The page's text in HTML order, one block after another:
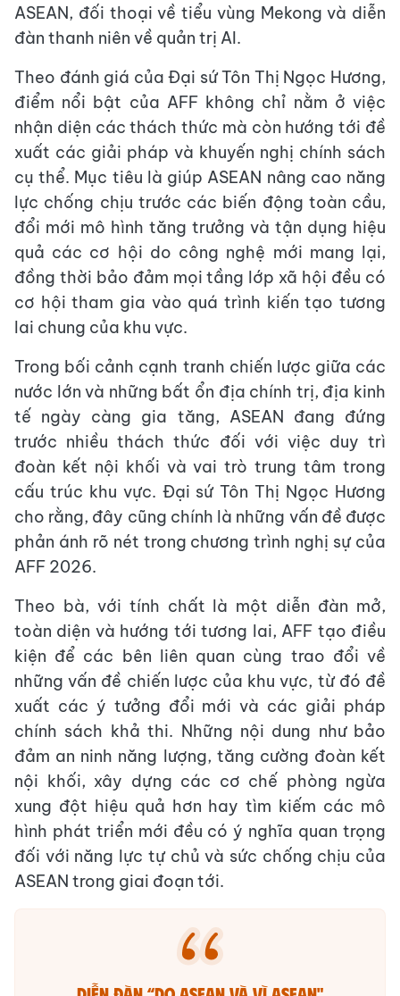
ASEAN, đối thoại về tiểu vùng Mekong và diễn
đàn thanh niên về quản trị AI.
Theo đánh giá của Đại sứ Tôn Thị Ngọc Hương,
điểm nổi bật của AFF không chỉ nằm ở việc
nhận diện các thách thức mà còn hướng tới đề
xuất các giải pháp và khuyến nghị chính sách
cụ thể. Mục tiêu là giúp ASEAN nâng cao năng
lực chống chịu trước các biến động toàn cầu,
đổi mới mô hình tăng trưởng và tận dụng hiệu
quả các cơ hội do công nghệ mới mang lại,
đồng thời bảo đảm mọi tầng lớp xã hội đều có
cơ hội tham gia vào quá trình kiến tạo tương
lai chung của khu vực.
Trong bối cảnh cạnh tranh chiến lược giữa các
nước lớn và những bất ổn địa chính trị, địa kinh
tế ngày càng gia tăng, ASEAN đang đứng
trước nhiều thách thức đối với việc duy trì
đoàn kết nội khối và vai trò trung tâm trong
cấu trúc khu vực. Đại sứ Tôn Thị Ngọc Hương
cho rằng, đây cũng chính là những vấn đề được
phản ánh rõ nét trong chương trình nghị sự của
AFF 2026.
Theo bà, với tính chất là một diễn đàn mở,
toàn diện và hướng tới tương lai, AFF tạo điều
kiện để các bên liên quan cùng trao đổi về
những vấn đề chiến lược của khu vực, từ đó đề
xuất các ý tưởng đổi mới và các giải pháp
chính sách khả thi. Những nội dung như bảo
đảm an ninh năng lượng, tăng cường đoàn kết
nội khối, xây dựng các cơ chế phòng ngừa
xung đột hiệu quả hơn hay tìm kiếm các mô
hình phát triển mới đều có ý nghĩa quan trọng
đối với năng lực tự chủ và sức chống chịu của
ASEAN trong giai đoạn tới.